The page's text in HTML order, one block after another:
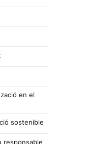
en el
sostenible
responsable